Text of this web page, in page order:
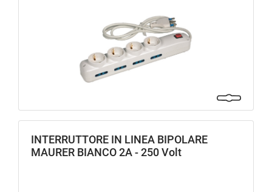
INTERRUTTORE IN LINEA BIPOLARE
MAURER BIANCO 2A - 250 Volt